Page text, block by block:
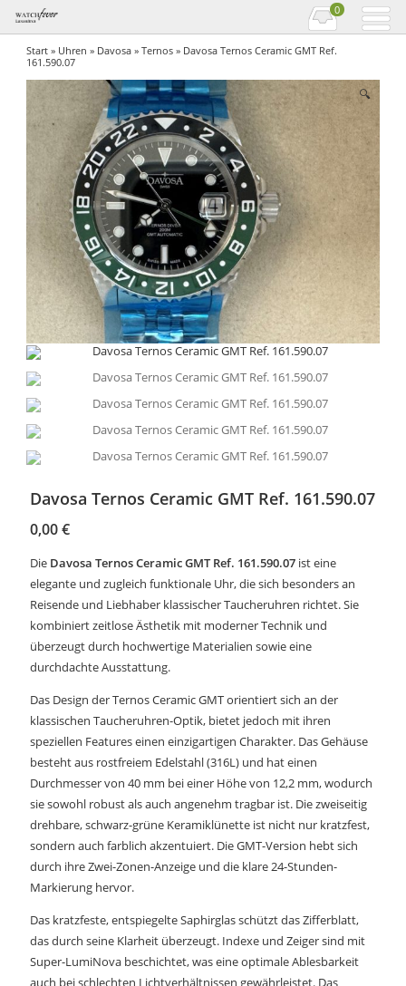
0
Start » Uhren » Davosa »Ternos » Davosa Ternos Ceramic GMT Ref.
161.590.07
🔍
Davosa Ternos Ceramic GMT Ref. 161.590.07
0,00€
Die Davosa Ternos Ceramic GMT Ref. 161.590.07 ist eine
elegante und zugleich funktionale Uhr, die sich besonders an
Reisende und Liebhaber klassischer Taucheruhren richtet. Sie
kombiniert zeitlose Ästhetik mit moderner Technik und
überzeugt durch hochwertige Materialien sowie eine
durchdachte Ausstattung.
Das Design der Ternos Ceramic GMT orientiert sich an der
klassischen Taucheruhren-Optik, bietet jedoch mit ihren
speziellen Features einen einzigartigen Charakter. Das Gehäuse
besteht aus rostfreiem Edelstahl (316L) und hat einen
Durchmesser von 40 mm bei einer Höhe von 12,2 mm, wodurch
sie sowohl robust als auch angenehm tragbar ist. Die zweiseitig
drehbare, schwarz-grüne Keramiklünette ist nicht nur kratzfest,
sondern auch farblich akzentuiert. Die GMT-Version hebt sich
durch ihre Zwei-Zonen-Anzeige und die klare 24-Stunden-
Markierung hervor.
Das kratzfeste, entspiegelte Saphirglas schützt das Zifferblatt,
das durch seine Klarheit überzeugt. Indexe und Zeiger sind mit
Super-LumiNova beschichtet, was eine optimale Ablesbarkeit
auch bei schlechten Lichtverhältnissen gewährleistet. Das